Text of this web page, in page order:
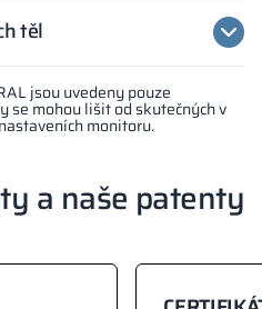
jsou uvedeny pouze
se mohou lišit od skutečných v
monitoru.
těl
a naše patenty